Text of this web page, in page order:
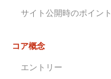
サイト公開時のポイント
コア概念
エントリー